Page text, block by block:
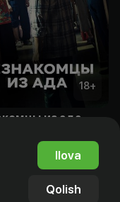
18+
из ада
Ilova
Qolish